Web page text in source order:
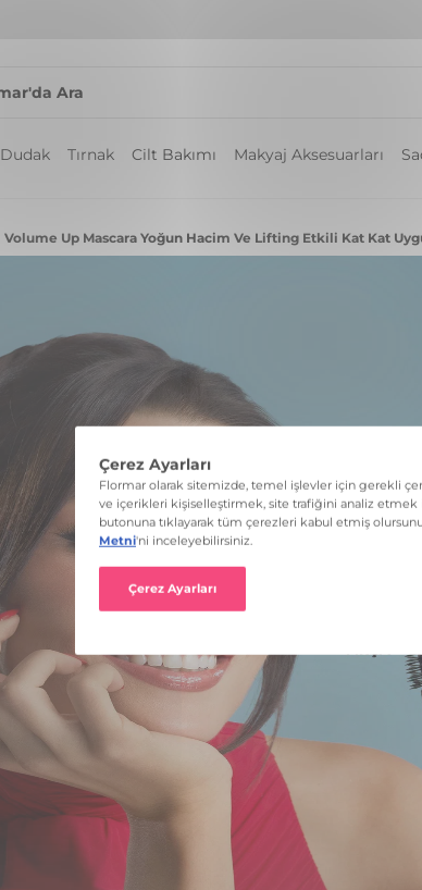
Dudak Tırnak Cilt Bakımı Makyaj Aksesuarları
Volume Up Mascara Yoğun Hacim Ve Lifting Etkili Kat Kat